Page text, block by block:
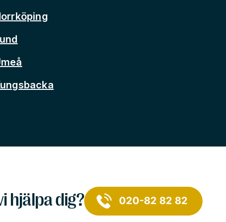
hjälpa dig? 020-82 82 82